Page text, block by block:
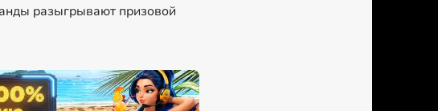
разыгрывают призовой